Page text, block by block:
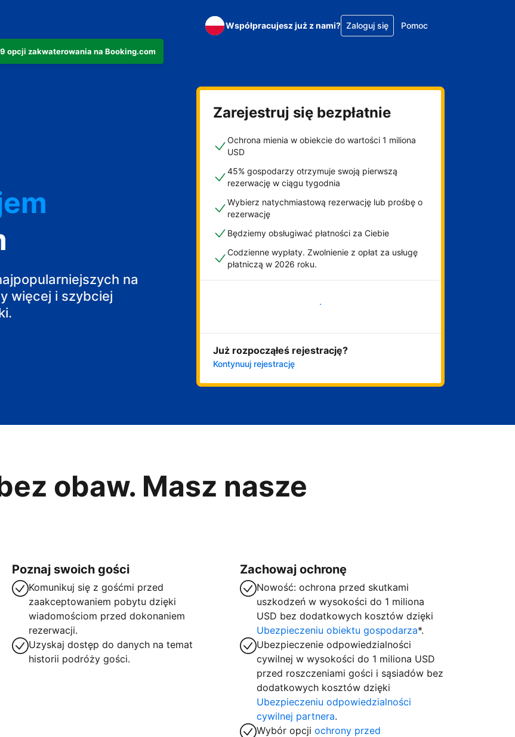
opcji zakwaterowania na Booking.com
Współpracujesz już z nami? Zaloguj się Pomoc
na
więcej i szybciej
Zarejestruj się bezpłatnie
Ochrona mienia w obiekcie do wartości 1 miliona
USD
45% gospodarzy otrzymuje swoją pierwszą
rezerwację w ciągu tygodnia
Wybierz natychmiastową rezerwację lub prośbę o
rezerwację
Będziemy obsługiwać płatności za Ciebie
Codzienne wypłaty. Zwolnienie z opłat za usługę
płatniczą w 2026 roku.
Zacznij już teraz
Już rozpocząłeś rejestrację?
Kontynuuj rejestrację
obaw. Masz nasze
Poznaj swoich gości
Komunikuj się z gośćmi przed
zaakceptowaniem pobytu dzięki
wiadomościom przed dokonaniem
rezerwacji.
Uzyskaj dostęp do danych na temat
historii podróży gości.
Zachowaj ochronę
Nowość: ochrona przed skutkami
uszkodzeń w wysokości do 1 miliona
USD bez dodatkowych kosztów dzięki
Ubezpieczeniu obiektu gospodarza*.
Ubezpieczenie odpowiedzialności
cywilnej w wysokości do 1 miliona USD
przed roszczeniami gości i sąsiadów bez
dodatkowych kosztów dzięki
Ubezpieczeniu odpowiedzialności
cywilnej partnera.
Wybór opcjiochrony przed